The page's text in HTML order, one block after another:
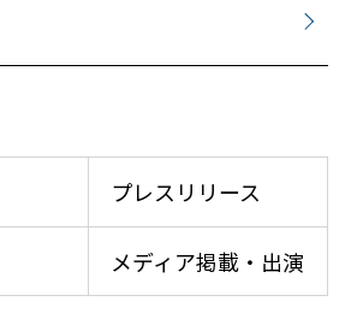
プレスリリース
メディア掲載・出演